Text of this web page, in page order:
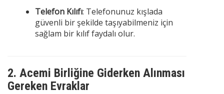
Telefon Kılıfı: Telefonunuz kışlada
güvenli bir şekilde taşıyabilmeniz için
sağlam bir kılıf faydalı olur.
2. Acemi Birliğine Giderken Alınması
Gereken Evraklar